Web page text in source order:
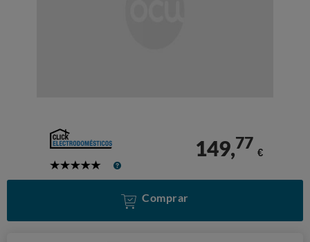
5
149,77
€
Comprar